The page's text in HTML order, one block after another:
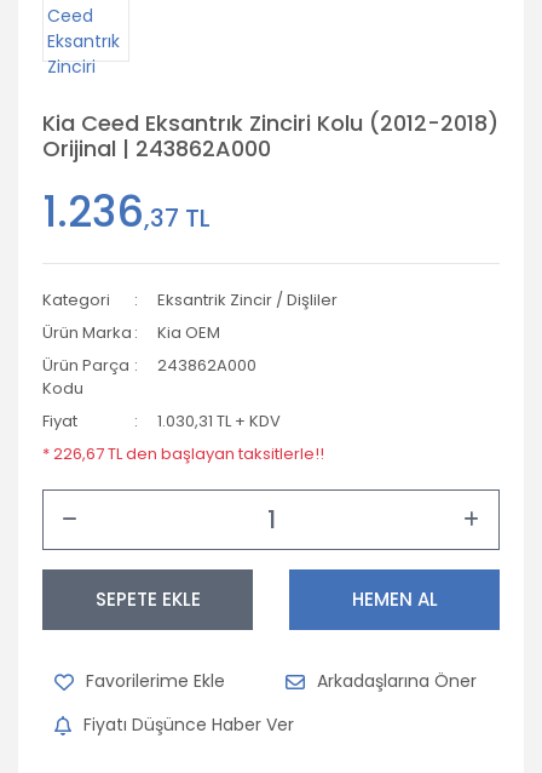
Kia Ceed Eksantrık Zinciri Kolu (2012-2018)
Orijinal | 243862A000
1.236,37 TL
Kategori
Eksantrik Zincir / Dişliler
Ürün Marka
Kia OEM
Ürün Parça
Kodu
243862A000
Fiyat
1.030,31 TL + KDV
* 226,67 TL den başlayan taksitlerle!!
SEPETE EKLE HEMEN AL
Arkadaşlarına Öner
Fiyatı Düşünce Haber Ver